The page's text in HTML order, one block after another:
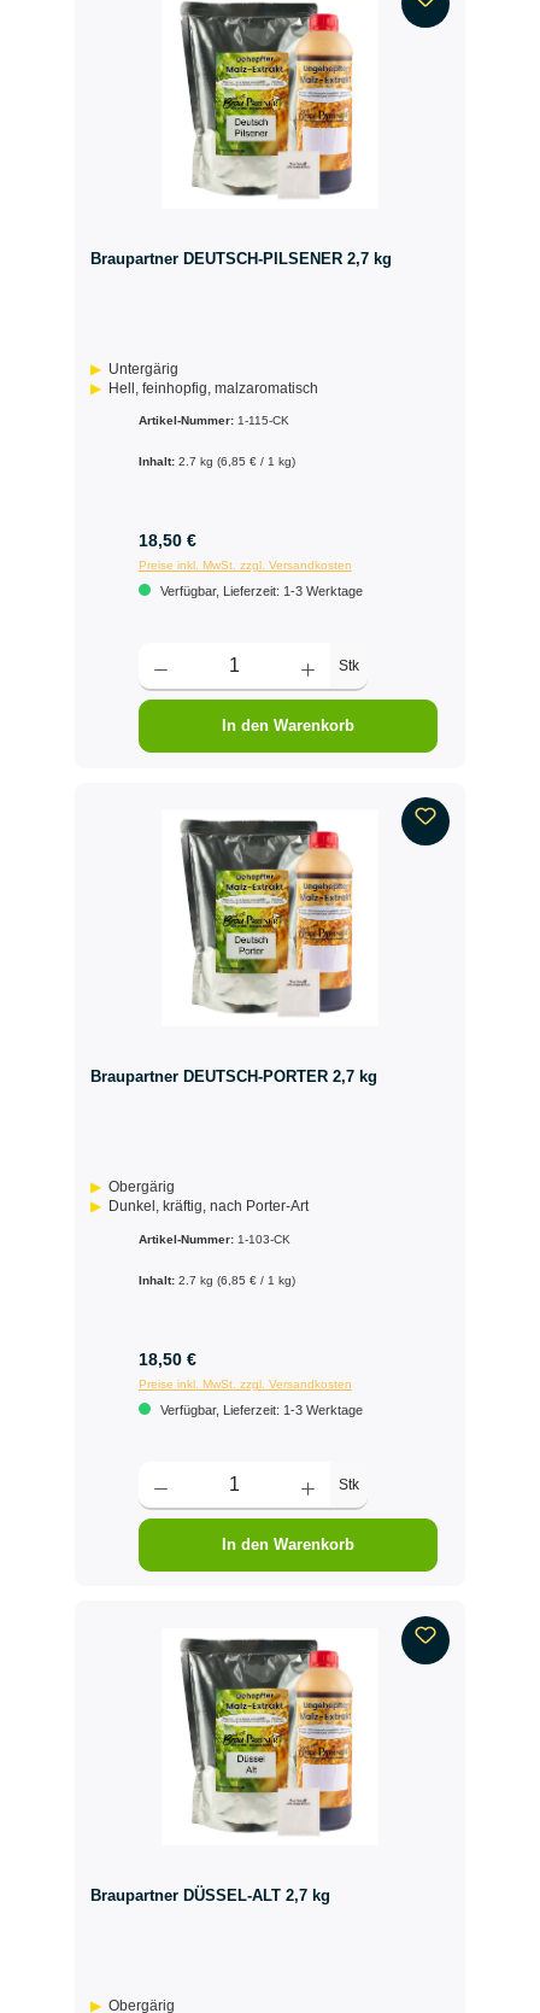
Braupartner DEUTSCH-PILSENER 2,7 kg
Untergärig
Hell, feinhopfig, malzaromatisch
Artikel-Nummer: 1-115-CK
Inhalt: 2.7 kg (6,85 € / 1 kg)
18,50 €
Preise inkl. MwSt. zzgl. Versandkosten
Verfügbar, Lieferzeit: 1-3 Werktage
Stk
In den Warenkorb
Braupartner DEUTSCH-PORTER 2,7 kg
Obergärig
Dunkel, kräftig, nach Porter-Art
Artikel-Nummer: 1-103-CK
Inhalt: 2.7 kg (6,85 € / 1 kg)
18,50 €
Preise inkl. MwSt. zzgl. Versandkosten
Verfügbar, Lieferzeit: 1-3 Werktage
Stk
In den Warenkorb
Braupartner DÜSSEL-ALT 2,7 kg
Obergärig